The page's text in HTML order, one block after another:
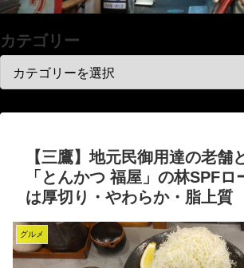
カテゴリー
【三鷹】地元民御用達の老舗
「とんかつ 福屋」の林SPFロ
は厚切り・やわらか・脂上質
グルメ